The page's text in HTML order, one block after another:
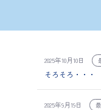
2025年10月10日
そろそろ・・・
2025年9月19日